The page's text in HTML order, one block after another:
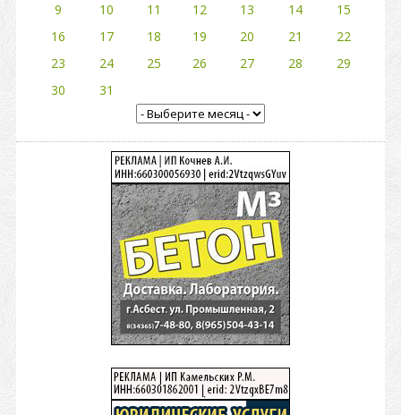
9
10 11 12 13 14
15
16
17 18 19 20 21
22
23
24 25 26 27 28
29
30
31